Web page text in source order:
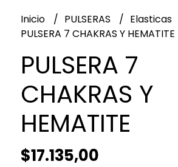
Inicio PULSERAS
Elasticas
PULSERA 7 CHAKRAS Y HEMATITE
PULSERA 7
CHAKRAS Y
HEMATITE
$17.135,00